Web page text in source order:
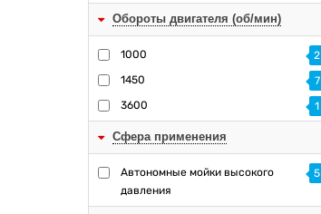
Обороты двигателя (об/мин)
1000
2
1450
7
3600
1
Сфера применения
Автономные мойки высокого
давления
5